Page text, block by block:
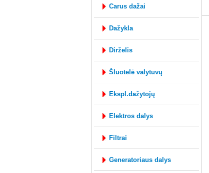
carus dažai
dažykla
dirželis
šluotelė valytuvų
ekspl.dažytojų
elektros dalys
filtrai
generatoriaus dalys